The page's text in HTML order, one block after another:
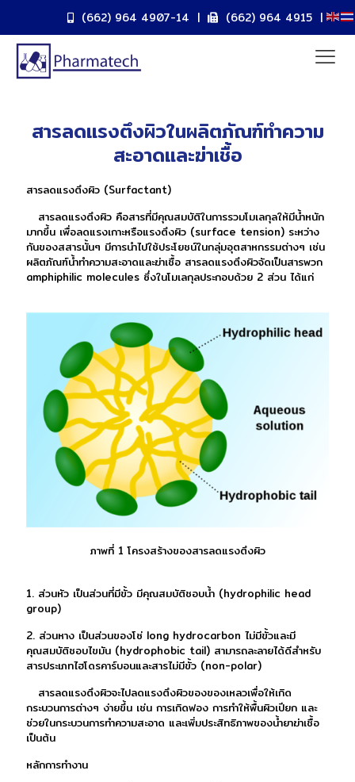
(662) 964 4907-14 | (662) 964 4915 |
สารลดแรงตึงผิวในผลิตภัณฑ์ทำความ
สะอาดและฆ่าเชื้อ
สารลดแรงตึงผิว (Surfactant)
สารลดแรงตึงผิว คือสารที่มีคุณสมบัติในการรวมโมเลกุลให้มีน้ำหนัก
มากขึ้น เพื่อลดแรงเกาะหรือแรงตึงผิว (surface tension) ระหว่าง
กันของสสารนั้นๆ มีการนำไปใช้ประโยชน์ในกลุ่มอุตสาหกรรมต่างๆ เช่น
ผลิตภัณฑ์น้ำทำความสะอาดและฆ่าเชื้อ สารลดแรงตึงผิวจัดเป็นสารพวก
amphiphilic molecules ซึ่งในโมเลกุลประกอบด้วย 2 ส่วน ได้แก่
ภาพที่ 1 โครงสร้างของสารลดแรงตึงผิว
1. ส่วนหัว เป็นส่วนที่มีขั้ว มีคุณสมบัติชอบน้ำ (hydrophilic head
group)
2. ส่วนหาง เป็นส่วนของโซ่ long hydrocarbon ไม่มีขั้วและมี
คุณสมบัติชอบไขมัน (hydrophobic tail) สามารถละลายได้ดีสำหรับ
สารประเภทไฮโดรคาร์บอนและสารไม่มีขั้ว (non-polar)
สารลดแรงตึงผิวจะไปลดแรงตึงผิวของของเหลวเพื่อให้เกิด
กระบวนการต่างๆ ง่ายขึ้น เช่น การเกิดฟอง การทำให้พื้นผิวเปียก และ
ช่วยในกระบวนการทำความสะอาด และเพิ่มประสิทธิภาพของน้ำยาฆ่าเชื้อ
เป็นต้น
หลักการทำงาน